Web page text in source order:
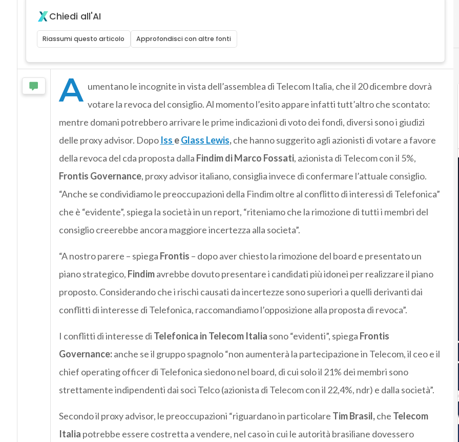
Chiedi all'AI
Riassumi questo articolo Approfondisci con altre fonti
A umentano le incognite in vista dell’assemblea di Telecom Italia, che il 20 dicembre dovrà
votare la revoca del consiglio. Al momento l’esito appare infatti tutt’altro che scontato:
mentre domani potrebbero arrivare le prime indicazioni di voto dei fondi, diversi sono i giudizi
delle proxy advisor. Dopo Iss eGlass Lewis,che hanno suggerito agli azionisti di votare a favore
della revoca del cda proposta dalla Findim di Marco Fossati, azionista di Telecom con il 5%,
Frontis Governance, proxy advisor italiano, consiglia invece di confermare l’attuale consiglio.
“Anche se condividiamo le preoccupazioni della Findim oltre al conflitto di interessi di Telefonica”
che è “evidente”, spiega la società in un report, “riteniamo che la rimozione di tutti i membri del
consiglio creerebbe ancora maggiore incertezza alla societa”.
“A nostro parere – spiega Frontis – dopo aver chiesto la rimozione del board e presentato un
piano strategico, Findimavrebbe dovuto presentare i candidati più idonei per realizzare il piano
proposto. Considerando che i rischi causati da incertezze sono superiori a quelli derivanti dai
conflitti di interesse di Telefonica, raccomandiamo l’opposizione alla proposta di revoca”.
I conflitti di interesse di Telefonica in Telecom Italia sono “evidenti”, spiega Frontis
Governance:anche se il gruppo spagnolo “non aumenterà la partecipazione in Telecom, il ceo e il
chief operating officer di Telefonica siedono nel board, di cui solo il 21% dei membri sono
strettamente indipendenti dai soci Telco (azionista di Telecom con il 22,4%, ndr) e dalla società”.
Secondo il proxy advisor, le preoccupazioni “riguardano in particolare Tim Brasil,che Telecom
Italia potrebbe essere costretta a vendere, nel caso in cui le autorità brasiliane dovessero